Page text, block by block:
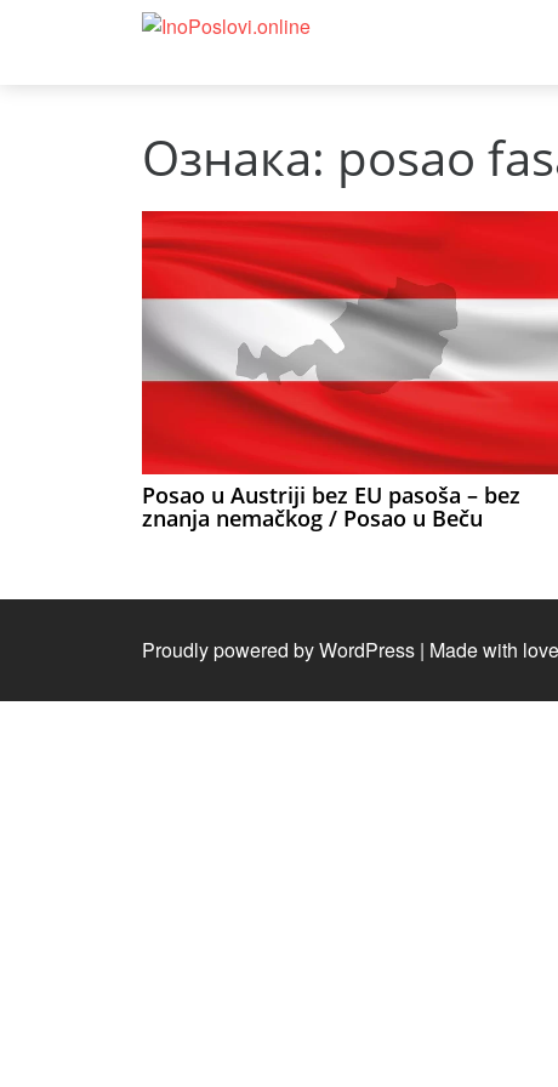
Ознака: posao
Posao u Austriji bez EU pasoša – bez
znanja nemačkog / Posao u Beču
Proudly powered by WordPress | Made with